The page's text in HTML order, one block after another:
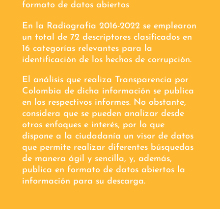
formato de datos abiertos
En la Radiografía 2016-2022 se emplearon
un total de 72 descriptores clasificados en
16 categorías relevantes para la
identificación de los hechos de corrupción.
El análisis que realiza Transparencia por
Colombia de dicha información se publica
en los respectivos informes. No obstante,
considera que se pueden analizar desde
otros enfoques e interés, por lo que
dispone a la ciudadanía un visor de datos
que permite realizar diferentes búsquedas
de manera ágil y sencilla, y, además,
publica en formato de datos abiertos la
información para su descarga.